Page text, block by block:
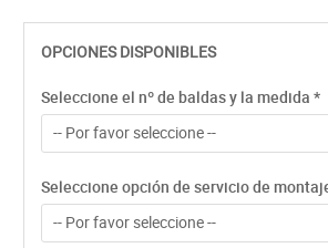
OPCIONES DISPONIBLES
Seleccione el nº de baldas y la medida *
-- Por favor seleccione --
Seleccione opción de servicio de
-- Por favor seleccione --